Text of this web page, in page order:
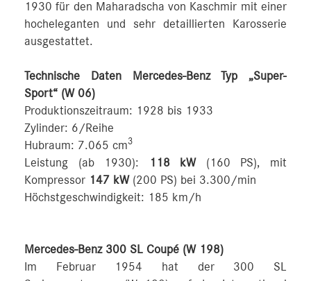
1930 für den Maharadscha von Kaschmir mit einer
hocheleganten und sehr detaillierten Karosserie
ausgestattet.
Technische Daten Mercedes-Benz Typ „Super-
Sport“ (W 06)
Produktionszeitraum: 1928 bis 1933
Zylinder: 6/Reihe
Hubraum: 7.065 cm3
Leistung (ab 1930): 118 kW(160 PS), mit
Kompressor 147 kW(200 PS) bei 3.300/min
Höchstgeschwindigkeit: 185 km/h
Mercedes-Benz 300 SL Coupé (W 198)
Im Februar 1954 hat der 300 SL